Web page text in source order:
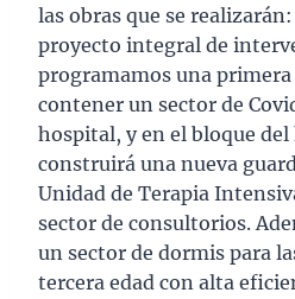
las obras que se
proyecto integral de
programamos una primera
contener un sector de
hospital, y en el bloque del
construirá una nueva
Unidad de Terapia
sector de consultorios.
un sector de dormis para
tercera edad con alta